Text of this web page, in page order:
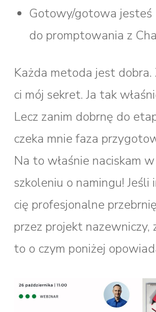
Gotowy/gotowa jesteś
do promptowania z
Każda metoda jest dobra.
ci mój sekret. Ja tak
Lecz zanim dobrnę do
czeka mnie faza
Na to właśnie naciskam
szkoleniu o namingu! Jeśli
cię profesjonalne
przez projekt nazewniczy,
to o czym poniżej